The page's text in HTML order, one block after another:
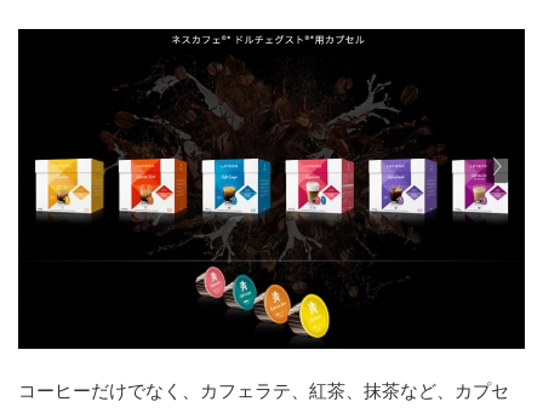
コーヒーだけでなく、カフェラテ、紅茶、抹茶など、カプセ